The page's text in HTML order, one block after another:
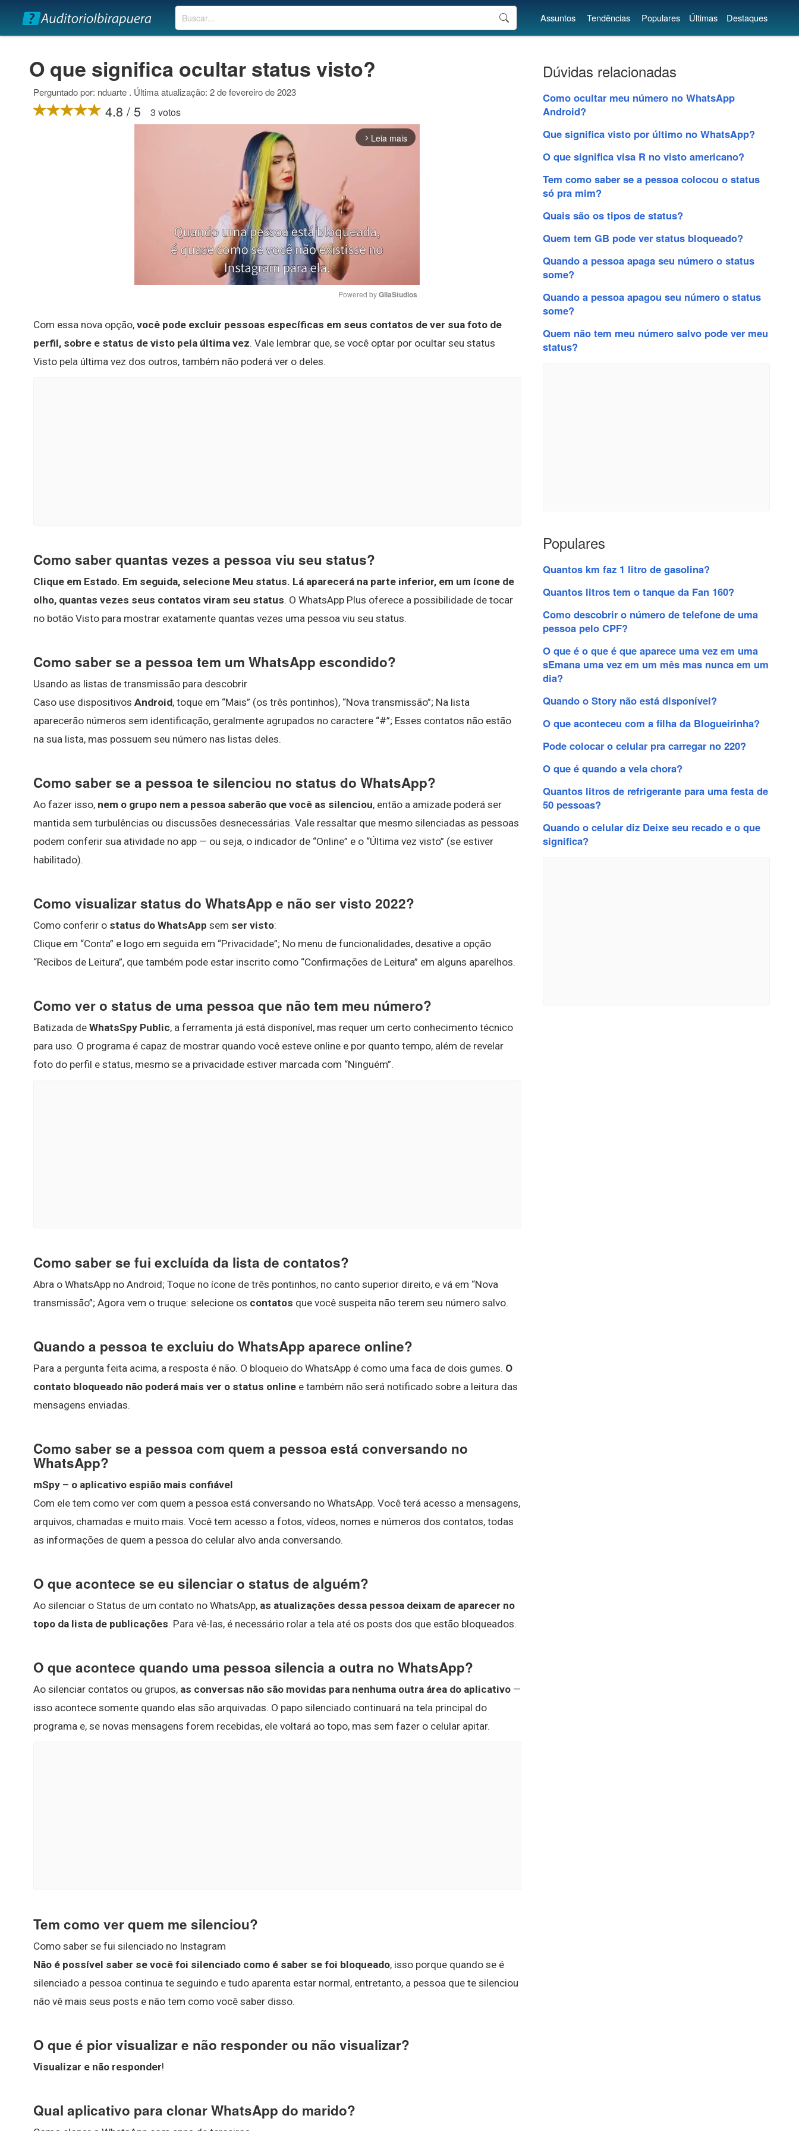
Buscar Assuntos Tendências Populares Últimas Destaques
O que significa ocultar status visto?
Perguntado por: nduarte . Última atualização: 2 de fevereiro de 2023
4.8 / 5 3 votos
arrow_forward_ios Leia mais
Mute
Powered by GliaStudios
Com essa nova opção, você pode excluir pessoas específicas em seus contatos de ver sua foto de
perfil, sobre e status de visto pela última vez. Vale lembrar que, se você optar por ocultar seu status
Visto pela última vez dos outros, também não poderá ver o deles.
Como saber quantas vezes a pessoa viu seu status?
Clique em Estado. Em seguida, selecione Meu status. Lá aparecerá na parte inferior, em um ícone de
olho, quantas vezes seus contatos viram seu status. O WhatsApp Plus oferece a possibilidade de tocar
no botão Visto para mostrar exatamente quantas vezes uma pessoa viu seu status.
Como saber se a pessoa tem um WhatsApp escondido?
Usando as listas de transmissão para descobrir
Caso use dispositivos Android, toque em “Mais” (os três pontinhos), “Nova transmissão”; Na lista
aparecerão números sem identificação, geralmente agrupados no caractere “#”; Esses contatos não estão
na sua lista, mas possuem seu número nas listas deles.
Como saber se a pessoa te silenciou no status do WhatsApp?
Ao fazer isso, nem o grupo nem a pessoa saberão que você as silenciou, então a amizade poderá ser
mantida sem turbulências ou discussões desnecessárias. Vale ressaltar que mesmo silenciadas as pessoas
podem conferir sua atividade no app — ou seja, o indicador de “Online” e o “Última vez visto” (se estiver
habilitado).
Como visualizar status do WhatsApp e não ser visto 2022?
Como conferir o status do WhatsApp sem ser visto:
Clique em “Conta” e logo em seguida em “Privacidade”; No menu de funcionalidades, desative a opção
“Recibos de Leitura”, que também pode estar inscrito como “Confirmações de Leitura” em alguns aparelhos.
Como ver o status de uma pessoa que não tem meu número?
Batizada de WhatsSpy Public, a ferramenta já está disponível, mas requer um certo conhecimento técnico
para uso. O programa é capaz de mostrar quando você esteve online e por quanto tempo, além de revelar
foto do perfil e status, mesmo se a privacidade estiver marcada com “Ninguém”.
Como saber se fui excluída da lista de contatos?
Abra o WhatsApp no Android; Toque no ícone de três pontinhos, no canto superior direito, e vá em “Nova
transmissão”; Agora vem o truque: selecione os contatos que você suspeita não terem seu número salvo.
Quando a pessoa te excluiu do WhatsApp aparece online?
Para a pergunta feita acima, a resposta é não. O bloqueio do WhatsApp é como uma faca de dois gumes. O
contato bloqueado não poderá mais ver o status online e também não será notificado sobre a leitura das
mensagens enviadas.
Como saber se a pessoa com quem a pessoa está conversando no
WhatsApp?
mSpy – o aplicativo espião mais confiável
Com ele tem como ver com quem a pessoa está conversando no WhatsApp. Você terá acesso a mensagens,
arquivos, chamadas e muito mais. Você tem acesso a fotos, vídeos, nomes e números dos contatos, todas
as informações de quem a pessoa do celular alvo anda conversando.
O que acontece se eu silenciar o status de alguém?
Ao silenciar o Status de um contato no WhatsApp, as atualizações dessa pessoa deixam de aparecer no
topo da lista de publicações. Para vê-las, é necessário rolar a tela até os posts dos que estão bloqueados.
O que acontece quando uma pessoa silencia a outra no WhatsApp?
Ao silenciar contatos ou grupos, as conversas não são movidas para nenhuma outra área do aplicativo —
isso acontece somente quando elas são arquivadas. O papo silenciado continuará na tela principal do
programa e, se novas mensagens forem recebidas, ele voltará ao topo, mas sem fazer o celular apitar.
Tem como ver quem me silenciou?
Como saber se fui silenciado no Instagram
Não é possível saber se você foi silenciado como é saber se foi bloqueado, isso porque quando se é
silenciado a pessoa continua te seguindo e tudo aparenta estar normal, entretanto, a pessoa que te silenciou
não vê mais seus posts e não tem como você saber disso.
O que é pior visualizar e não responder ou não visualizar?
Visualizar e não responder!
Qual aplicativo para clonar WhatsApp do marido?
Dúvidas relacionadas
Como ocultar meu número no WhatsApp
Android?
Que significa visto por último no WhatsApp?
O que significa visa R no visto americano?
Tem como saber se a pessoa colocou o status
só pra mim?
Quais são os tipos de status?
Quem tem GB pode ver status bloqueado?
Quando a pessoa apaga seu número o status
some?
Quando a pessoa apagou seu número o status
some?
Quem não tem meu número salvo pode ver meu
status?
Populares
Quantos km faz 1 litro de gasolina?
Quantos litros tem o tanque da Fan 160?
Como descobrir o número de telefone de uma
pessoa pelo CPF?
O que é o que é que aparece uma vez em uma
sEmana uma vez em um mês mas nunca em um
dia?
Quando o Story não está disponível?
O que aconteceu com a filha da Blogueirinha?
Pode colocar o celular pra carregar no 220?
O que é quando a vela chora?
Quantos litros de refrigerante para uma festa de
50 pessoas?
Quando o celular diz Deixe seu recado e o que
significa?